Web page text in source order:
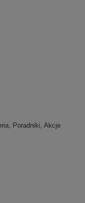
Poradniki, Akcje